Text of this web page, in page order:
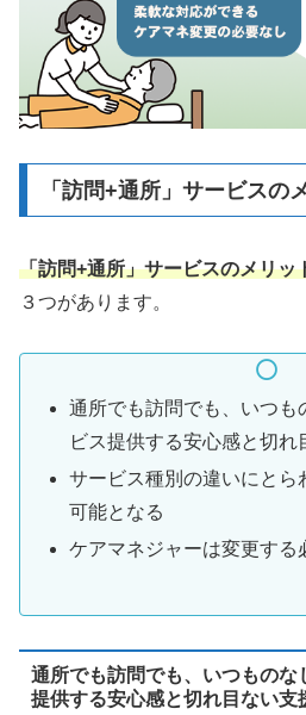
「訪問+通所」サービスの
「訪問+通所」サービスのメリッ
３つがあります。
通所でも訪問でも、いつも
ビス提供する安心感と切れ
サービス種別の違いにとら
可能となる
ケアマネジャーは変更する
通所でも訪問でも、いつものな
提供する安心感と切れ目ない支